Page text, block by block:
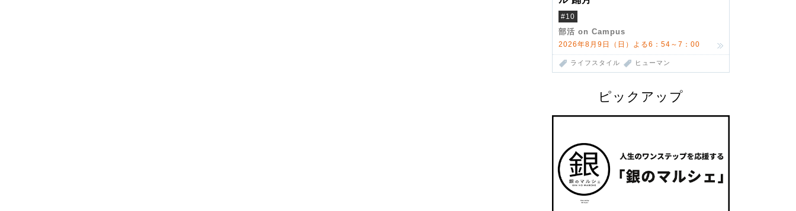
#10
部活 on Campus
2026年8月9日（日）よる6：54～7：00
ライフスタイル ヒューマン
ピックアップ